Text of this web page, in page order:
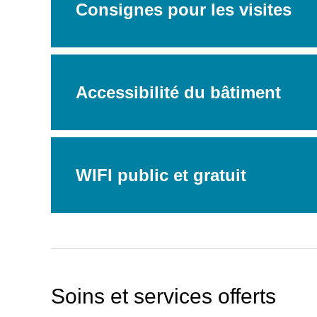
Consignes pour les visites
Accessibilité du bâtiment
WIFI public et gratuit
Soins et services offerts